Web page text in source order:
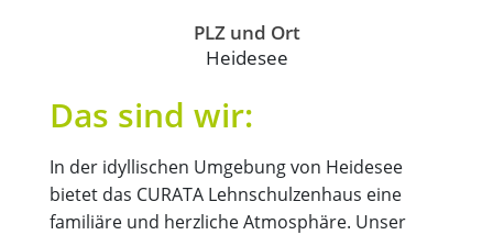
PLZ und Ort
Heidesee
Das sind wir:
In der idyllischen Umgebung von Heidesee
bietet das CURATA Lehnschulzenhaus eine
familiäre und herzliche Atmosphäre. Unser